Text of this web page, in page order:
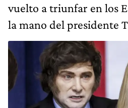
vuelto a triunfar en los
la mano del presidente